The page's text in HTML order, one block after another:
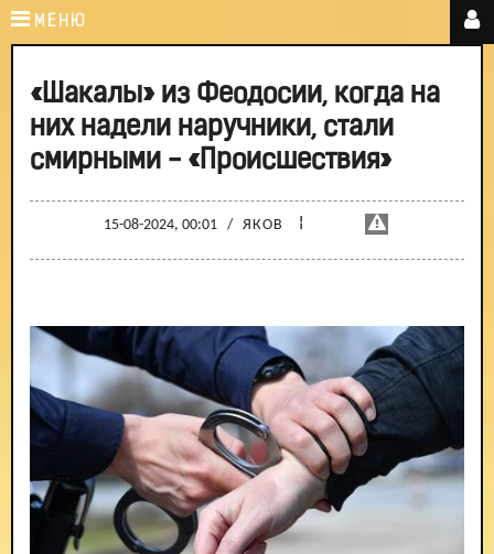
МЕНЮ
«Шакалы» из Феодосии, когда на
них надели наручники, стали
смирными - «Происшествия»
15-08-2024, 00:01 / ЯКОВ ¦